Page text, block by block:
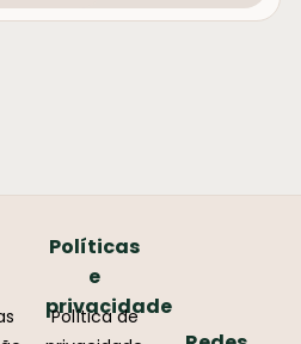
Políticas
e
privacidade
Política de